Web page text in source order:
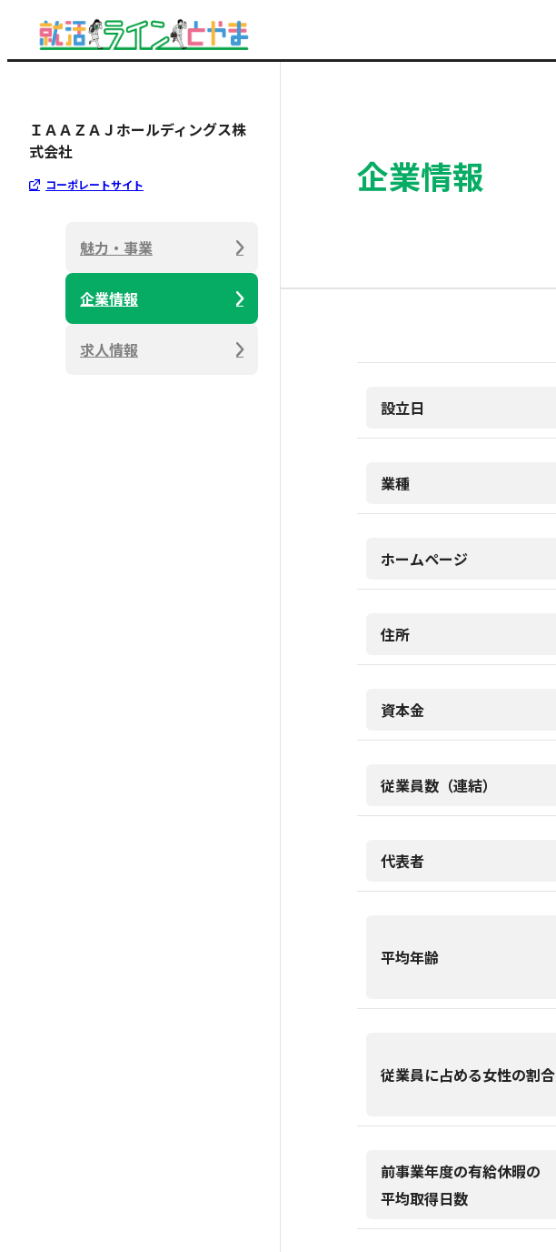
ＩＡＡＺＡＪホールディングス株
式会社
コーポレートサイト
魅力・事業
企業情報
求人情報
企業情報
設立日
業種
ホームページ
住所
資本金
従業員数（連結）
代表者
平均年齢
従業員に占める女性の割合
前事業年度の有給休暇の
平均取得日数